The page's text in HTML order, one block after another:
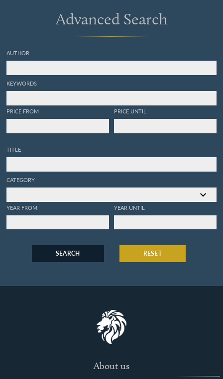
Advanced Search
AUTHOR
KEYWORDS
PRICE FROM PRICE UNTIL
TITLE
CATEGORY
YEAR FROM YEAR UNTIL
SEARCH RESET
About us